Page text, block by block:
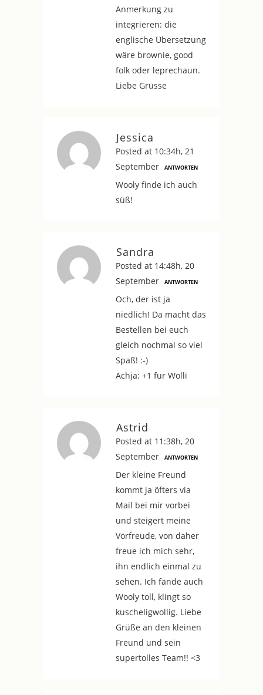
Anmerkung zu
integrieren: die
englische Übersetzung
wäre brownie, good
folk oder leprechaun.
Liebe Grüsse
Jessica
Posted at 10:34h, 21
September
ANTWORTEN
Wooly finde ich auch
süß!
Sandra
Posted at 14:48h, 20
September
ANTWORTEN
Och, der ist ja
niedlich! Da macht das
Bestellen bei euch
gleich nochmal so viel
Spaß! :-)
Achja: +1 für Wolli
Astrid
Posted at 11:38h, 20
September
ANTWORTEN
Der kleine Freund
kommt ja öfters via
Mail bei mir vorbei
und steigert meine
Vorfreude, von daher
freue ich mich sehr,
ihn endlich einmal zu
sehen. Ich fände auch
Wooly toll, klingt so
kuscheligwollig. Liebe
Grüße an den kleinen
Freund und sein
supertolles Team!! <3